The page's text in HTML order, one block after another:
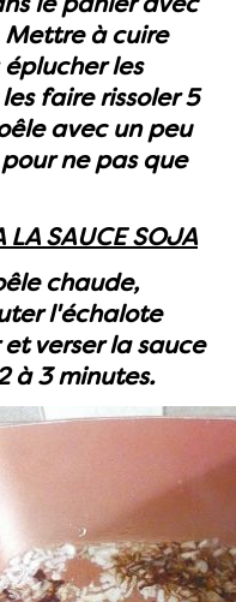
à cuire
les
faire rissoler 5
avec un peu
ne pas que
LA SAUCE SOJA
chaude,
l'échalote
verser la sauce
à 3 minutes.